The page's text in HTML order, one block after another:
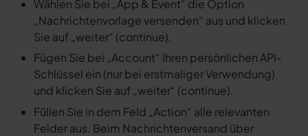
Wählen Sie bei „App & Event“ die Option
„Nachrichtenvorlage versenden“ aus und klicken
Sie auf „weiter“ (continue).
Fügen Sie bei „Account“ Ihren persönlichen API-
Schlüssel ein (nur bei erstmaliger Verwendung)
und klicken Sie auf „weiter“ (continue).
Füllen Sie in dem Feld „Action“ alle relevanten
Felder aus. Beim Nachrichtenversand über